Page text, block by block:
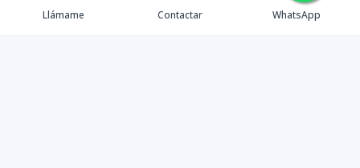
Llámame Contactar WhatsApp